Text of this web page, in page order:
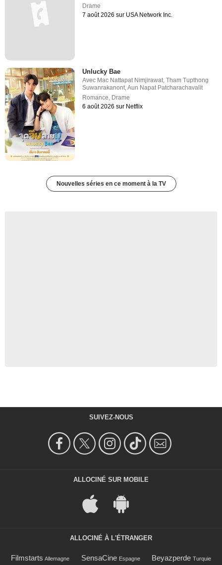
Drame
7 août 2026 sur USA Network Inc.
Unlucky Bae
Avec Mac Nattapat Nimjirawat,Tham Tupthong
Suwanrakanont,Aun Napat Patcharachavalit
Romance, Drame
6 août 2026 sur Netflix
Nouvelles séries en ce moment à la TV
SUIVEZ-NOUS
ALLOCINÉ SUR MOBILE
ALLOCINÉ À L'ÉTRANGER
Filmstarts Allemagne SensaCine Espagne Beyazperde Turquie